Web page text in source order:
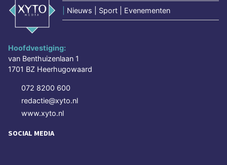
Nieuws | Sport | Evenementen
Hoofdvestiging:
van Benthuizenlaan 1
1701 BZ Heerhugowaard
072 8200 600
redactie@xyto.nl
www.xyto.nl
SOCIAL MEDIA